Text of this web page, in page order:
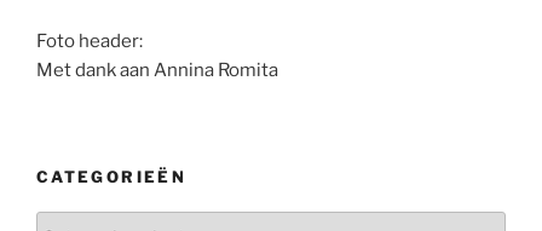
Foto header:
Met dank aan Annina Romita
CATEGORIEËN